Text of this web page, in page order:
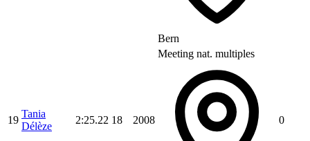
Bern
19
Tania
Délèze
2:25.22 18 2008
Meeting nat. multiples
0